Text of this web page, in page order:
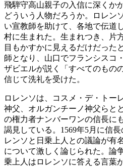
飛騨守高山親子の入信に深くか
どういう人物だろうか。ロレン
い宣教師を助けて、各地で伝道
村に生まれた。生まれつき、片
目もかすかに見えるだけだった
師となり、山口でフランシスコ
ザビエルが説く「すべてのもの
信じて洗礼を受けた。
ロレンソは、コスメ・デ・トー
神父、オルガンチーノ神父らと
の権力者ナンバーワンの信長に
謁見している。1569年5月に信
レンソと日乗上人との議論が有
について激しく論じられた。論
乗上人はロレンソに答える言葉